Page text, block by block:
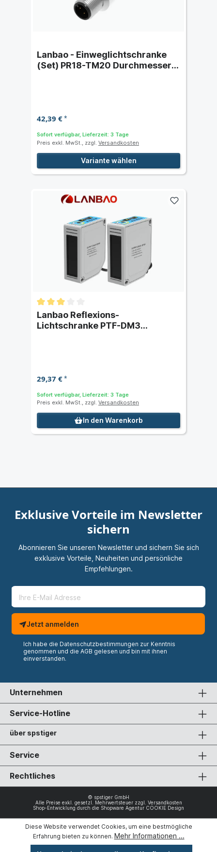
Lanbao - Einweglichtschranke
(Set) PR18-TM20 Durchmesser
42,39 €*
Sofort verfügbar, Lieferzeit: 3 Tage
Preis exkl. MwSt., zzgl. Versandkosten
Variante wählen
Lanbao Reflexions-
Lichtschranke PTF-DM3
29,37 €*
Sofort verfügbar, Lieferzeit: 3 Tage
Preis exkl. MwSt., zzgl. Versandkosten
In den Warenkorb
Exklusive Vorteile im Newsletter
sichern
Abonnieren Sie unseren Newsletter und sichern Sie sich
exklusive Vorteile, Neuheiten und persönliche
Empfehlungen.
Jetzt anmelden
Ich habe die Datenschutzbestimmungen zur Kenntnis
genommen und die AGB gelesen und bin mit ihnen
einverstanden.
Unternehmen
Service-Hotline
über spstiger
Service
Rechtliches
© spstiger GmbH
Alle Preise exkl. gesetzl. Mehrwertsteuer zzgl. Versandkosten
Shop-Entwicklung durch die Shopware Agentur COOKIE Design
Diese Website verwendet Cookies, um eine bestmögliche
Erfahrung bieten zu können. Mehr Informationen ...